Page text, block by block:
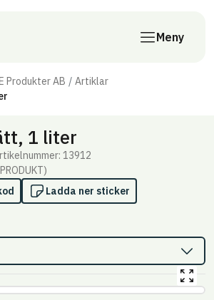
Meny
Produkter AB
Artiklar
1 liter
13912
Ladda ner sticker